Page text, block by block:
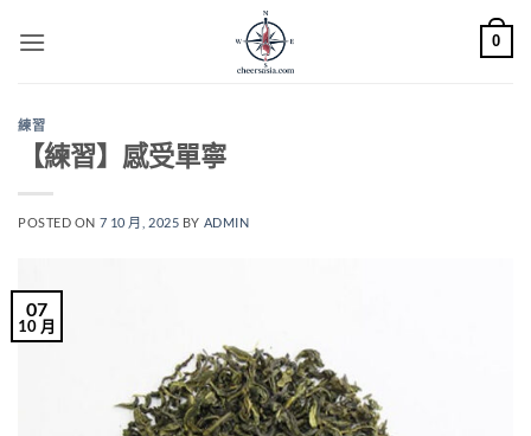
0
練習
【練習】感受單寧
POSTED ON 7 10 月, 2025 BY ADMIN
07
10 月